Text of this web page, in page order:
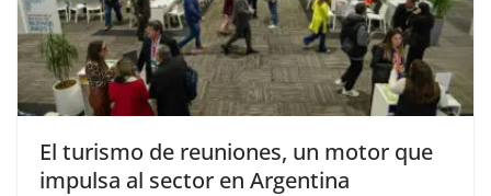
El turismo de reuniones, un motor que
impulsa al sector en Argentina